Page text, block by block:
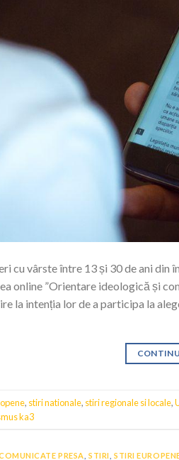
cu vârste între 13 și 30 de ani din
online ”Orientare ideologică și
la intenția lor de a participa la
, stiri nationale, stiri regionale si locale,
ka3
PRESA ,STIRI ,STIRI